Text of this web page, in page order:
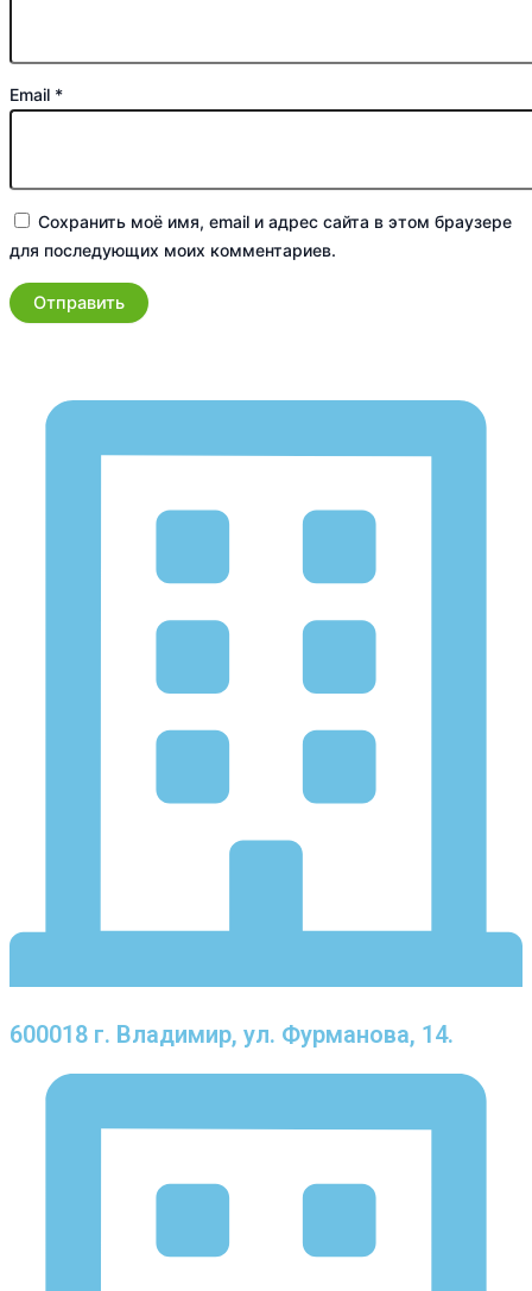
Email *
Сохранить моё имя, email и адрес сайта в этом браузере
для последующих моих комментариев.
600018 г. Владимир, ул. Фурманова, 14.